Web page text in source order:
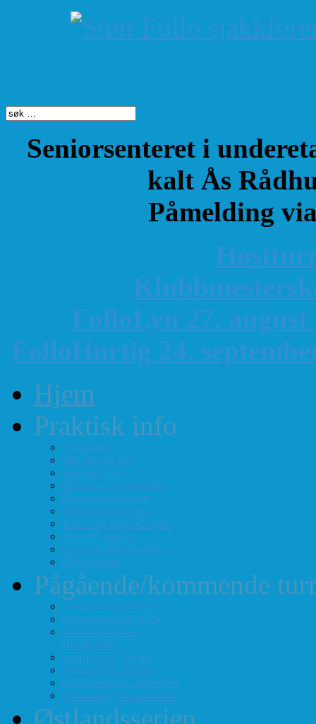
Seniorsenteret i
kalt Ås
Påmelding
K
FolloLyn 27. august
FolloHurtig 24.
Hjem
Praktisk info
Terminliste
Tid, sted og pris
Styre og verv
Telefon- og E-post-liste
Forenings-vedtekter
Turneringsreglement
Barne- og ungdomssjakk
Årsmøte-papirer
Litt om sjakkforeningen
FIDEs regler
Pågående/kommende
Vårt turneringstilbud
Høstturneringen 2026
Klubbmesterskap
Hurtigsjakk
FolloLyn 27. august
FolloLyn 22. oktober
FolloHurtig 24. september
FolloHurtig 10. desember
Østlandsserien